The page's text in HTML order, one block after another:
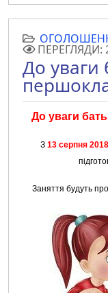
ПЕРЕГЛЯДИ:
До уваги
До уваги
З 13 серпня
Заняття будуть